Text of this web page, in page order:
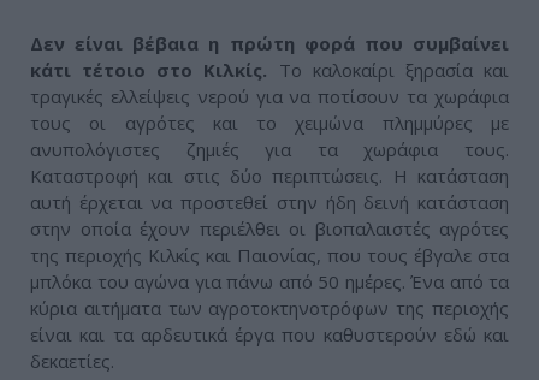
Δεν είναι βέβαια η πρώτη φορά που συμβαίνει
κάτι τέτοιο στο Κιλκίς. Το καλοκαίρι ξηρασία και
τραγικές ελλείψεις νερού για να ποτίσουν τα χωράφια
τους οι αγρότες και το χειμώνα πλημμύρες με
ανυπολόγιστες ζημιές για τα χωράφια τους.
Καταστροφή και στις δύο περιπτώσεις. Η κατάσταση
αυτή έρχεται να προστεθεί στην ήδη δεινή κατάσταση
στην οποία έχουν περιέλθει οι βιοπαλαιστές αγρότες
της περιοχής Κιλκίς και Παιονίας, που τους έβγαλε στα
μπλόκα του αγώνα για πάνω από 50 ημέρες. Ένα από τα
κύρια αιτήματα των αγροτοκτηνοτρόφων της περιοχής
είναι και τα αρδευτικά έργα που καθυστερούν εδώ και
δεκαετίες.